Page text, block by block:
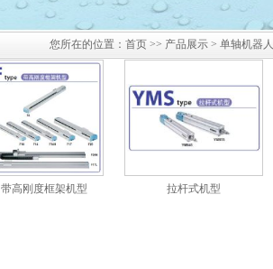
您所在的位置： 首页 >> 产品展示 > 单轴机器人
带高刚度框架机型 拉杆式机型